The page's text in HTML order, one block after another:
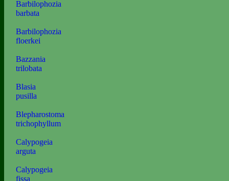
Barbilophozia
barbata
Barbilophozia
floerkei
Bazzania
trilobata
Blasia
pusilla
Blepharostoma
trichophyllum
Calypogeia
arguta
Calypogeia
fissa